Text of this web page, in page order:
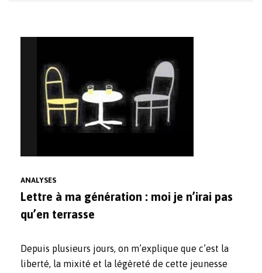
ANALYSES
Lettre à ma génération : moi je n’irai pas
qu’en terrasse
Depuis plusieurs jours, on m’explique que c’est la
liberté, la mixité et la légèreté de cette jeunesse